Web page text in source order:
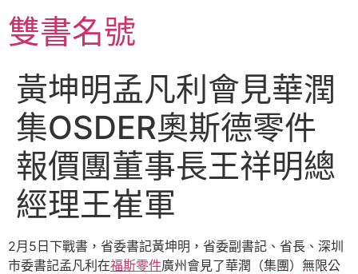
至
主雙書名號
黃坤明孟凡利會見華潤
集OSDER奧斯德零件
報價團董事長王祥明總
經理王崔軍
2月5日下戰書，省委書記黃坤明，省委副書記、省長、深圳
市委書記孟凡利在福斯零件廣州會見了華潤（集團）無限公